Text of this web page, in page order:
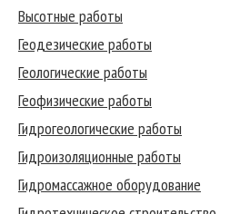
Высотные работы
Геодезические работы
Геологические работы
Геофизические работы
Гидрогеологические работы
Гидроизоляционные работы
Гидромассажное оборудование